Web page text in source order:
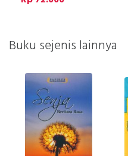
Buku sejenis lainnya